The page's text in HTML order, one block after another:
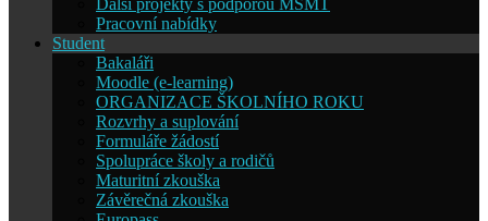
Další projekty s podporou MŠMT
Pracovní nabídky
Student
Bakaláři
Moodle (e-learning)
ORGANIZACE ŠKOLNÍHO ROKU
Rozvrhy a suplování
Formuláře žádostí
Spolupráce školy a rodičů
Maturitní zkouška
Závěrečná zkouška